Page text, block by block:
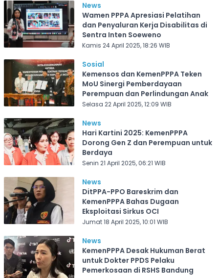
News
Wamen PPPA Apresiasi Pelatihan
dan Penyaluran Kerja Disabilitas di
Sentra Inten Soeweno
Kamis 24 April 2025, 18:26 WIB
Sosial
Kemensos dan KemenPPPA Teken
MoU Sinergi Pemberdayaan
Perempuan dan Perlindungan Anak
Selasa 22 April 2025, 12:09 WIB
News
Hari Kartini 2025: KemenPPPA
Dorong Gen Z dan Perempuan untuk
Berdaya
Senin 21 April 2025, 06:21 WIB
News
DitPPA-PPO Bareskrim dan
KemenPPPA Bahas Dugaan
Eksploitasi Sirkus OCI
Jumat 18 April 2025, 10:01 WIB
News
KemenPPPA Desak Hukuman Berat
untuk Dokter PPDS Pelaku
Pemerkosaan di RSHS Bandung